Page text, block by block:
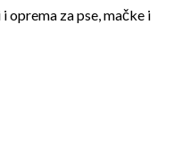
oprema za pse, mačke i